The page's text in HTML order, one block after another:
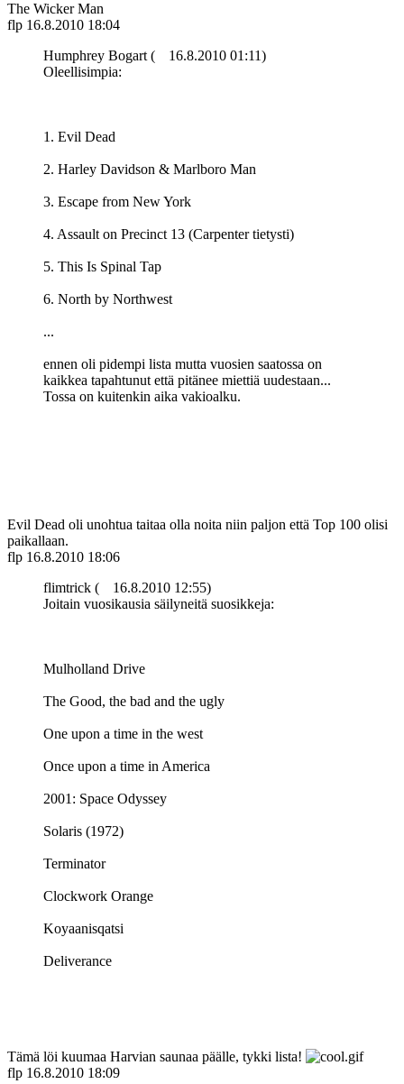
The Wicker Man
flp 16.8.2010 18:04
Humphrey Bogart (
16.8.2010 01:11)
Oleellisimpia:
1. Evil Dead
2. Harley Davidson & Marlboro Man
3. Escape from New York
4. Assault on Precinct 13 (Carpenter tietysti)
5. This Is Spinal Tap
6. North by Northwest
...
ennen oli pidempi lista mutta vuosien saatossa on
kaikkea tapahtunut että pitänee miettiä uudestaan...
Tossa on kuitenkin aika vakioalku.
Evil Dead oli unohtua taitaa olla noita niin paljon että Top 100 olisi
paikallaan.
flp 16.8.2010 18:06
flimtrick (
16.8.2010 12:55)
Joitain vuosikausia säilyneitä suosikkeja:
Mulholland Drive
The Good, the bad and the ugly
One upon a time in the west
Once upon a time in America
2001: Space Odyssey
Solaris (1972)
Terminator
Clockwork Orange
Koyaanisqatsi
Deliverance
Tämä löi kuumaa Harvian saunaa päälle, tykki lista!
flp 16.8.2010 18:09